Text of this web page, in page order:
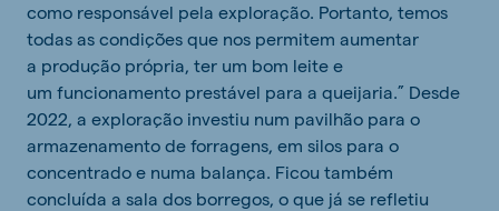
como responsável pela exploração. Portanto, temos
todas as condições que nos permitem aumentar
a produção própria, ter um bom leite e
um funcionamento prestável para a queijaria.” Desde
2022, a exploração investiu num pavilhão para o
armazenamento de forragens, em silos para o
concentrado e numa balança. Ficou também
concluída a sala dos borregos, o que já se refletiu